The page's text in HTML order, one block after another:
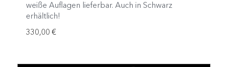
weiße Auflagen lieferbar. Auch in Schwarz
erhältlich!
330,00 €